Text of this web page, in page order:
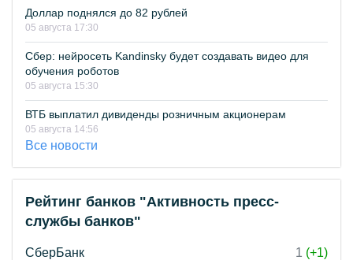
Доллар поднялся до 82 рублей
05 августа 17:30
Сбер: нейросеть Kandinsky будет создавать видео для
обучения роботов
05 августа 15:30
ВТБ выплатил дивиденды розничным акционерам
05 августа 14:56
Все новости
Рейтинг банков "Активность пресс-
службы банков"
СберБанк 1 (+1)